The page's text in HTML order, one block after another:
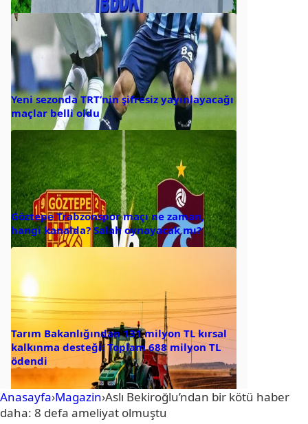
Yeni sezonda TRT’nin şifresiz yayınlayacağı
maçlar belli oldu
Göztepe Trabzonspor maçı ne zaman,
hangi kanalda? Salah oynayacak mı?
Tarım Bakanlığından 131 milyon TL kırsal
kalkınma desteği: Toplam 688 milyon TL
ödendi
Anasayfa›Magazin›Aslı Bekiroğlu’ndan bir kötü haber
daha: 8 defa ameliyat olmuştu